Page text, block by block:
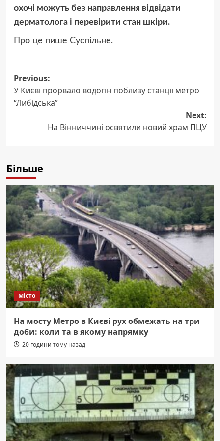
охочі можуть без направлення відвідати
дерматолога і перевірити стан шкіри.
Про це пише Суспільне.
Post
navigation
Previous:
У Києві прорвало водогін поблизу станції метро
“Либідська”
Next:
На Вінниччині освятили новий храм ПЦУ
Більше
Місто
На мосту Метро в Києві рух обмежать на три
доби: коли та в якому напрямку
20 години тому назад